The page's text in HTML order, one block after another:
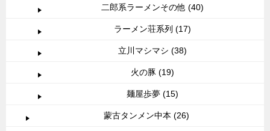
二郎系ラーメンその他 (40)
ラーメン荘系列 (17)
立川マシマシ (38)
火の豚 (19)
麺屋歩夢 (15)
蒙古タンメン中本 (26)